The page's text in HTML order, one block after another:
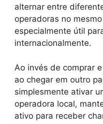
alternar entre
operadoras no
especialmente útil
internacionalmente.
Ao invés de comprar
ao chegar em outro
simplesmente ativar
operadora local,
ativo para receber